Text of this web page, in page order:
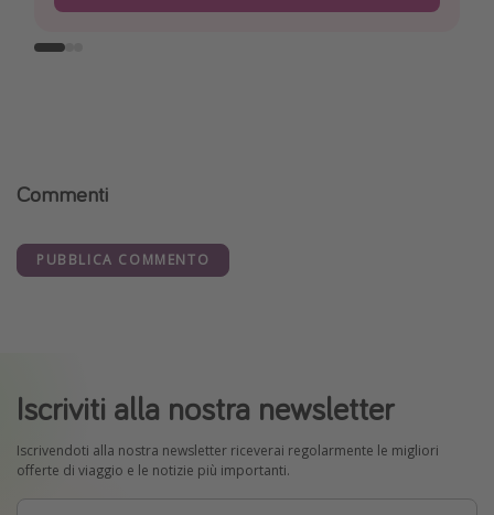
Commenti
PUBBLICA COMMENTO
Iscriviti alla nostra newsletter
Iscrivendoti alla nostra newsletter riceverai regolarmente le migliori
offerte di viaggio e le notizie più importanti.